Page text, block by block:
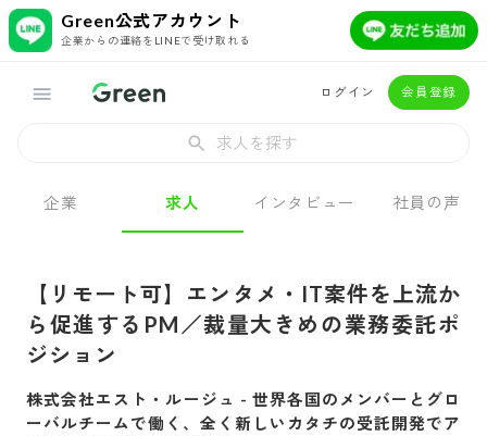
Green公式アカウント
企業からの連絡をLINEで受け取れる
ログイン 会員登録
求人を探す
企業 求人 インタビュー 社員の声
【リモート可】エンタメ・IT案件を上流か
ら促進するPM／裁量大きめの業務委託ポ
ジション
株式会社エスト・ルージュ - 世界各国のメンバーとグロ
ーバルチームで働く、全く新しいカタチの受託開発でア